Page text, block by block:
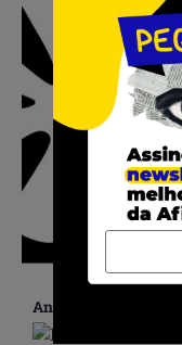
Anterior